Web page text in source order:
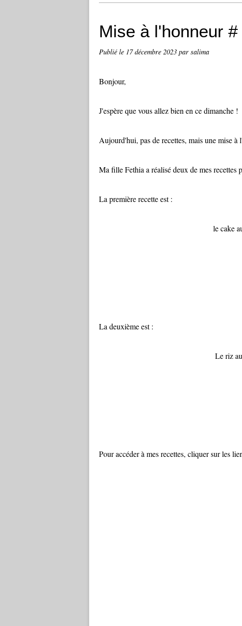
Mise à l'honneur #
Publié le 17 décembre 2023 par salima
Bonjour,
J'espère que vous allez bien en ce dimanche !
Aujourd'hui, pas de recettes, mais une mise à
Ma fille Fethia a réalisé deux de mes recettes
La première recette est :
le cake
La deuxième est :
Le riz
Pour accéder à mes recettes, cliquer sur les